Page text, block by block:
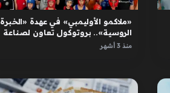
«ملاكمو الأوليمبي» في عهدة «الخبرة
الروسية».. بروتوكول تعاون لصناعة
الأبطال
منذ 3 أشهر